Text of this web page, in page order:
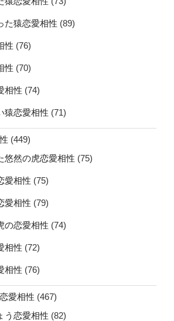
た猿恋愛相性 (89)
性 (76)
性 (70)
相性 (74)
猿恋愛相性 (71)
(449)
悠然の虎恋愛相性 (75)
愛相性 (75)
愛相性 (79)
の恋愛相性 (74)
相性 (72)
相性 (76)
愛相性 (467)
う恋愛相性 (82)